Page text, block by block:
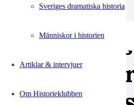
Skip to main contentSveriges dramatiska historia
Människor i historien
Artiklar & intervjuer
Om Historieklubben
Språk,
politik –